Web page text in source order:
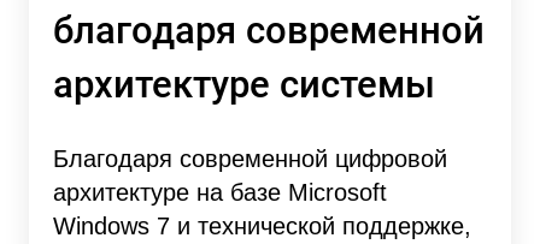
благодаря современной
архитектуре системы
Благодаря современной цифровой
архитектуре на базе Microsoft
Windows 7 и технической поддержке,